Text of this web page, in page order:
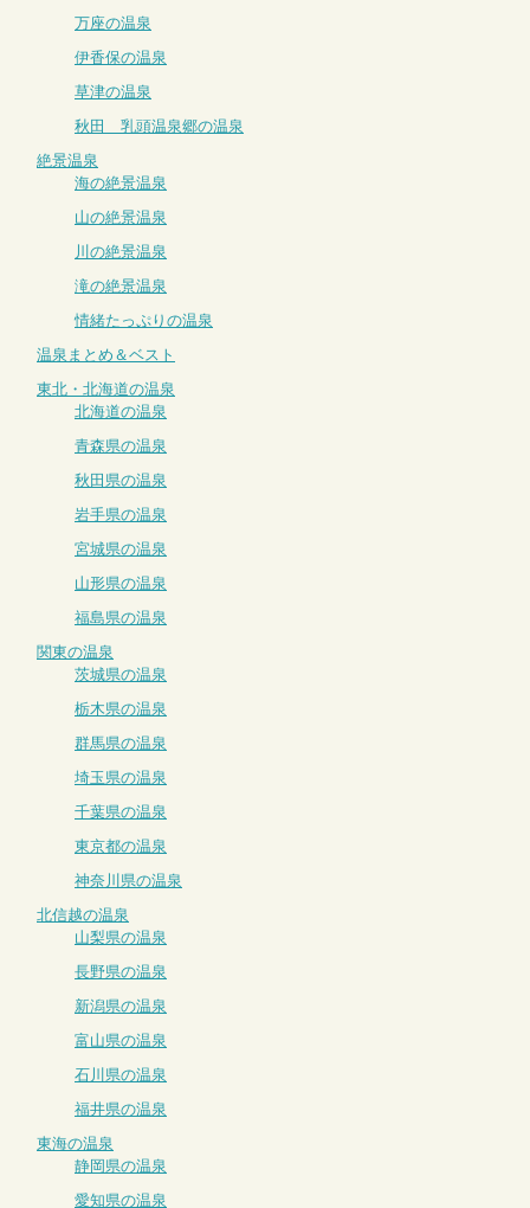
万座の温泉
伊香保の温泉
草津の温泉
秋田 乳頭温泉郷の温泉
絶景温泉
海の絶景温泉
山の絶景温泉
川の絶景温泉
滝の絶景温泉
情緒たっぷりの温泉
温泉まとめ＆ベスト
東北・北海道の温泉
北海道の温泉
青森県の温泉
秋田県の温泉
岩手県の温泉
宮城県の温泉
山形県の温泉
福島県の温泉
関東の温泉
茨城県の温泉
栃木県の温泉
群馬県の温泉
埼玉県の温泉
千葉県の温泉
東京都の温泉
神奈川県の温泉
北信越の温泉
山梨県の温泉
長野県の温泉
新潟県の温泉
富山県の温泉
石川県の温泉
福井県の温泉
東海の温泉
静岡県の温泉
愛知県の温泉